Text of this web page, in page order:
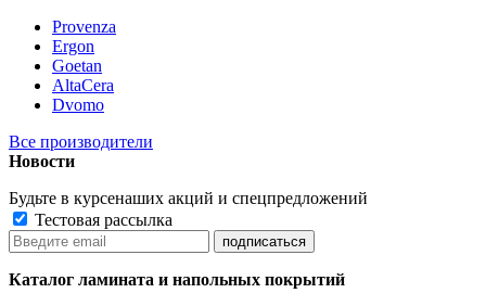
Provenza
Ergon
Goetan
AltaСera
Dvomo
Все производители
Новости
Будьте в курсенаших акций и спецпредложений
Тестовая рассылка
Каталог ламината и напольных покрытий